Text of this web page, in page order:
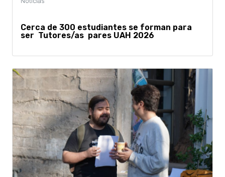
Cerca de 300 estudiantes se forman para
ser Tutores/as pares UAH 2026